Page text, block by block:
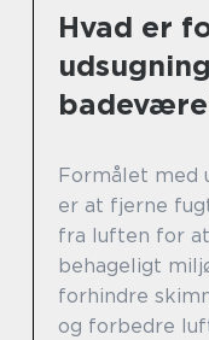
Hvad er
Formålet med
er at fjerne
fra luften for
behageligt
forhindre
og forbedre